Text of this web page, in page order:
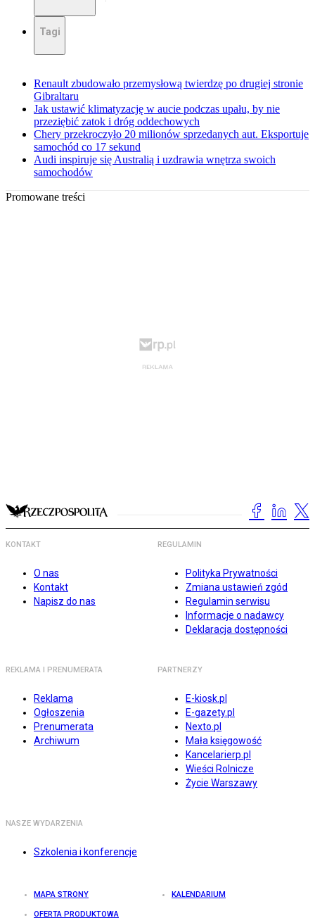
Tagi
Renault zbudowało przemysłową twierdzę po drugiej stronie
Gibraltaru
Jak ustawić klimatyzację w aucie podczas upału, by nie
przeziębić zatok i dróg oddechowych
Chery przekroczyło 20 milionów sprzedanych aut. Eksportuje
samochód co 17 sekund
Audi inspiruje się Australią i uzdrawia wnętrza swoich
samochodów
Promowane treści
KONTAKT
O nas
Kontakt
Napisz do nas
REGULAMIN
Polityka Prywatności
Zmiana ustawień zgód
Regulamin serwisu
Informacje o nadawcy
Deklaracja dostępności
REKLAMA I PRENUMERATA
Reklama
Ogłoszenia
Prenumerata
Archiwum
PARTNERZY
E-kiosk.pl
E-gazety.pl
Nexto.pl
Mała księgowość
Kancelarierp.pl
Wieści Rolnicze
Życie Warszawy
NASZE WYDARZENIA
Szkolenia i konferencje
MAPA STRONY KALENDARIUM
OFERTA PRODUKTOWA